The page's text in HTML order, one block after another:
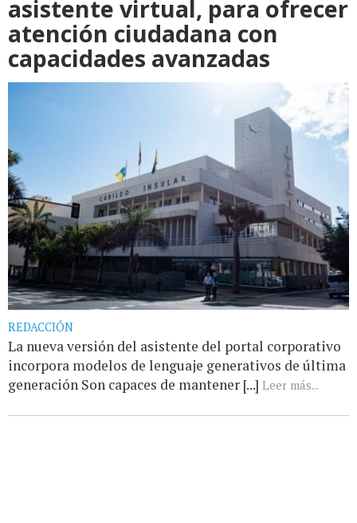
asistente virtual, para ofrecer
atención ciudadana con
capacidades avanzadas
REDACCIÓN
La nueva versión del asistente del portal corporativo
incorpora modelos de lenguaje generativos de última
generación Son capaces de mantener [...] Leer más...